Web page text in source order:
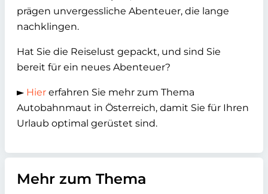
prägen unvergessliche Abenteuer, die lange
nachklingen.
Hat Sie die Reiselust gepackt, und sind Sie
bereit für ein neues Abenteuer?
► Hier erfahren Sie mehr zum Thema
Autobahnmaut in Österreich, damit Sie für Ihren
Urlaub optimal gerüstet sind.
Mehr zum Thema